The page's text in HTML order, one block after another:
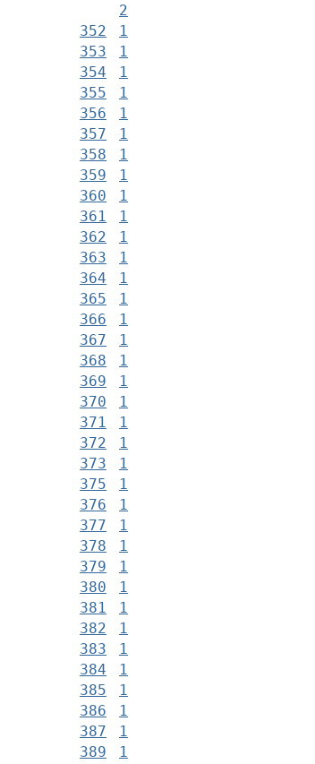
2
352
1
353
1
354
1
355
1
356
1
357
1
358
1
359
1
360
1
361
1
362
1
363
1
364
1
365
1
366
1
367
1
368
1
369
1
370
1
371
1
372
1
373
1
375
1
376
1
377
1
378
1
379
1
380
1
381
1
382
1
383
1
384
1
385
1
386
1
387
1
389
1